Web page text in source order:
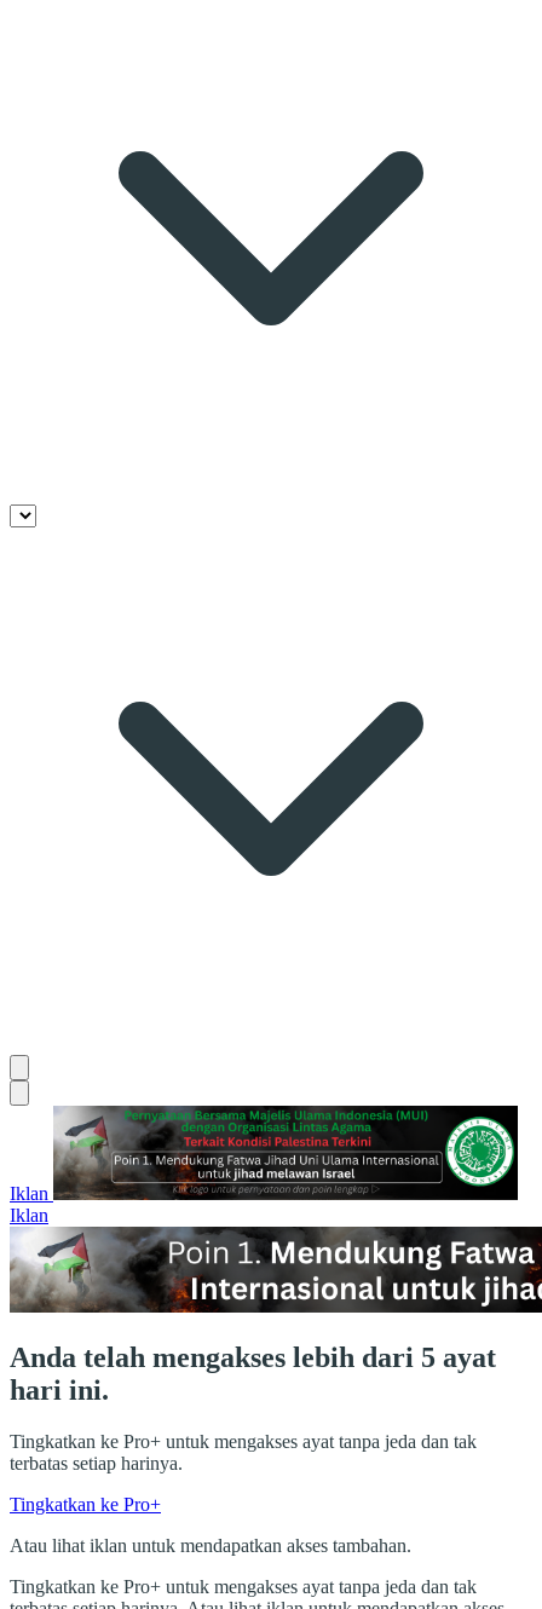
Iklan
Iklan
Anda telah mengakses lebih dari 5 ayat
hari ini.
Tingkatkan ke Pro+ untuk mengakses ayat tanpa jeda dan tak
terbatas setiap harinya.
Tingkatkan ke Pro+
Atau lihat iklan untuk mendapatkan akses tambahan.
Tingkatkan ke Pro+ untuk mengakses ayat tanpa jeda dan tak